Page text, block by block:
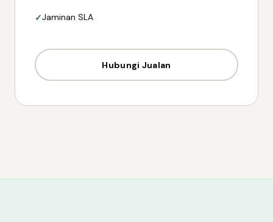
Jaminan SLA
Hubungi Jualan